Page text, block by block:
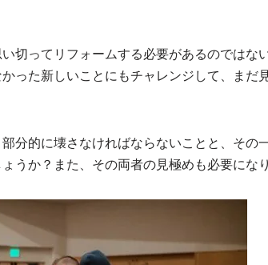
切ってリフォームする必要があるのではな
った新しいことにもチャレンジして、まだ
分的に壊さなければならないことと、その
うか？また、その両者の見極めも必要にな